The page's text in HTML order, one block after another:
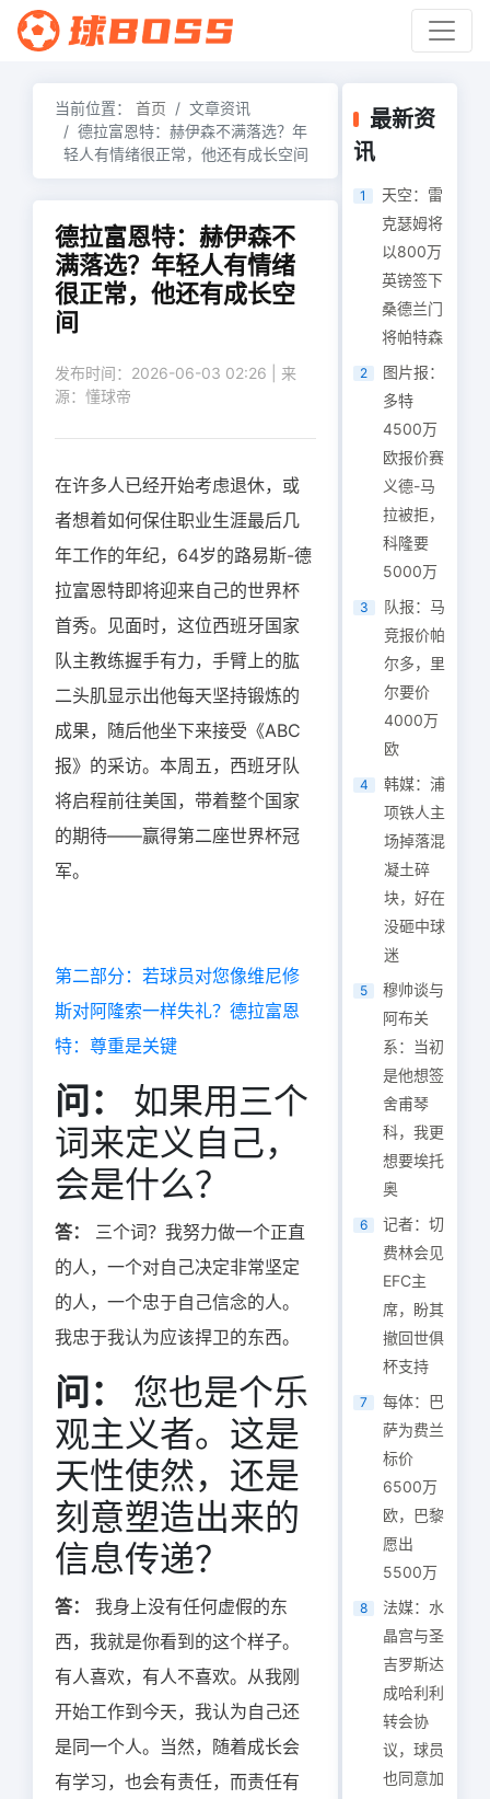
当前位置： 首页
文章资讯
德拉富恩特：赫伊森不满落选？年
轻人有情绪很正常，他还有成长空间
德拉富恩特：赫伊森不
满落选？年轻人有情绪
很正常，他还有成长空
间
发布时间：2026-06-03 02:26 | 来
源：懂球帝
在许多人已经开始考虑退休，或
者想着如何保住职业生涯最后几
年工作的年纪，64岁的路易斯-德
拉富恩特即将迎来自己的世界杯
首秀。见面时，这位西班牙国家
队主教练握手有力，手臂上的肱
二头肌显示出他每天坚持锻炼的
成果，随后他坐下来接受《ABC
报》的采访。本周五，西班牙队
将启程前往美国，带着整个国家
的期待——赢得第二座世界杯冠
军。
第二部分：若球员对您像维尼修
斯对阿隆索一样失礼？德拉富恩
特：尊重是关键
问：
如果用三个
词来定义自己，
会是什么？
答：
三个词？我努力做一个正直
的人，一个对自己决定非常坚定
的人，一个忠于自己信念的人。
我忠于我认为应该捍卫的东西。
问：
您也是个乐
观主义者。这是
天性使然，还是
刻意塑造出来的
信息传递？
答：
我身上没有任何虚假的东
西，我就是你看到的这个样子。
有人喜欢，有人不喜欢。从我刚
开始工作到今天，我认为自己还
是同一个人。当然，随着成长会
有学习，也会有责任，而责任有
最新资
讯
1
天空：雷
克瑟姆将
以800万
英镑签下
桑德兰门
将帕特森
2
图片报：
多特
4500万
欧报价赛
义德-马
拉被拒，
科隆要
5000万
3
队报：马
竞报价帕
尔多，里
尔要价
4000万
欧
4
韩媒：浦
项铁人主
场掉落混
凝土碎
块，好在
没砸中球
迷
5
穆帅谈与
阿布关
系：当初
是他想签
舍甫琴
科，我更
想要埃托
奥
6
记者：切
费林会见
EFC主
席，盼其
撤回世俱
杯支持
7
每体：巴
萨为费兰
标价
6500万
欧，巴黎
愿出
5500万
8
法媒：水
晶宫与圣
吉罗斯达
成哈利利
转会协
议，球员
也同意加